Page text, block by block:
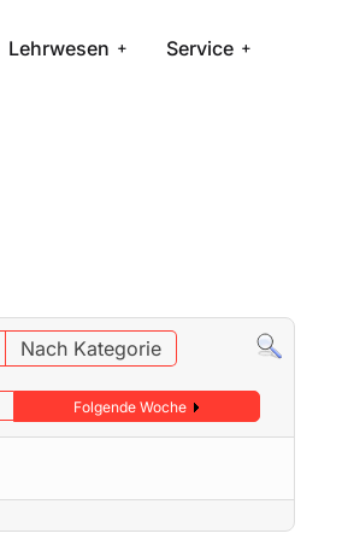
Lehrwesen Service
Nach Kategorie
Folgende Woche